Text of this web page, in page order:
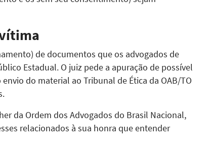
de documentos que os advogados de
Estadual. O juiz pede a apuração de possível
do material ao Tribunal de Ética da OAB/TO
da Ordem dos Advogados do Brasil Nacional,
relacionados à sua honra que entender